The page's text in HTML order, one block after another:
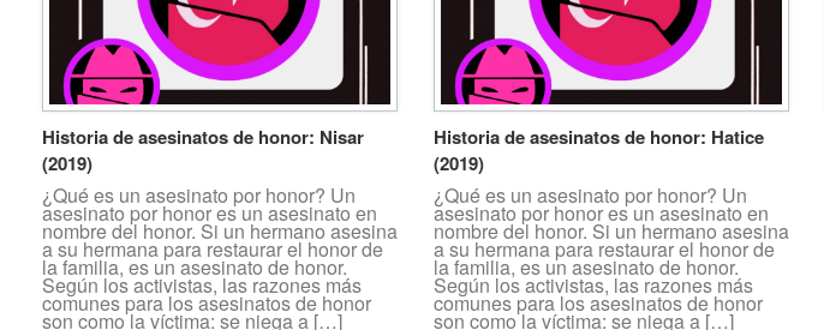
Historia de asesinatos de honor: Nisar
(2019)
¿Qué es un asesinato por honor? Un
asesinato por honor es un asesinato en
nombre del honor. Si un hermano asesina
a su hermana para restaurar el honor de
la familia, es un asesinato de honor.
Según los activistas, las razones más
comunes para los asesinatos de honor
son como la víctima: se niega a […]
Historia de asesinatos de honor: Hatice
(2019)
¿Qué es un asesinato por honor? Un
asesinato por honor es un asesinato en
nombre del honor. Si un hermano asesina
a su hermana para restaurar el honor de
la familia, es un asesinato de honor.
Según los activistas, las razones más
comunes para los asesinatos de honor
son como la víctima: se niega a […]